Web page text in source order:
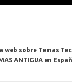
web sobre Temas
ANTIGUA en